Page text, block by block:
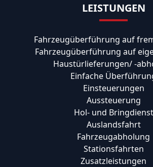
LEISTUNGEN
Fahrzeugüberführung auf
Fahrzeugüberführung auf
Haustürlieferungen/ -
Einfache
Einsteuerungen
Aussteuerung
Hol- und Bringdienst
Auslandsfahrt
Fahrzeugabholung
Stationsfahrten
Zusatzleistungen